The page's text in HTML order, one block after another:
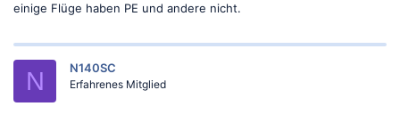
einige Flüge haben PE und andere nicht.
N N140SC
Erfahrenes Mitglied